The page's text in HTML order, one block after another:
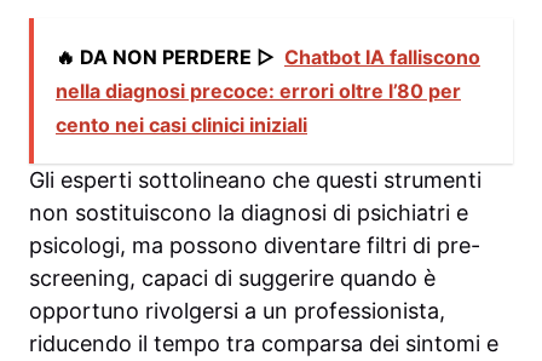
🔥 DA NON PERDERE ▷ Chatbot IA falliscono
nella diagnosi precoce: errori oltre l’80 per
cento nei casi clinici iniziali
Gli esperti sottolineano che questi strumenti
non sostituiscono la diagnosi di psichiatri e
psicologi, ma possono diventare filtri di pre-
screening, capaci di suggerire quando è
opportuno rivolgersi a un professionista,
riducendo il tempo tra comparsa dei sintomi e